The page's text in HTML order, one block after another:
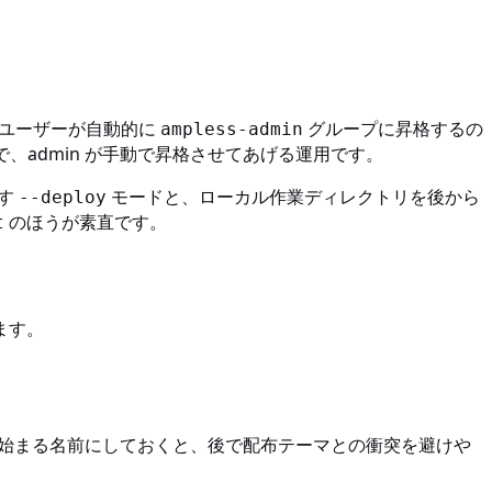
ーザーが自動的に ampless-admin グループに昇格するの
admin が手動で昇格させてあげる運用です。
--deploy モードと、ローカル作業ディレクトリを後から
のほうが素直です。
。
まる名前にしておくと、後で配布テーマとの衝突を避けや